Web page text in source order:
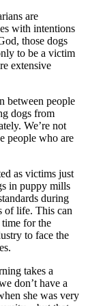
are
with intentions
those dogs
to be a victim
extensive
between people
dogs from
We’re not
people who are
as victims just
in puppy mills
during
of life. This can
time for the
to face the
takes a
don’t have a
she was very